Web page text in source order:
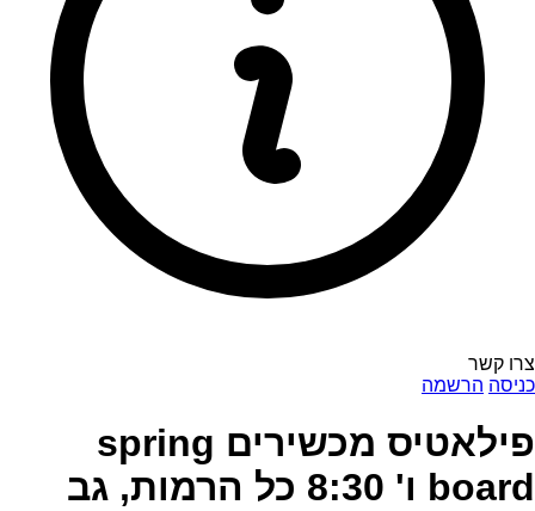
צרו קשר
כניסה הרשמה
פילאטיס מכשירים spring
board ו' 8:30 כל הרמות, גב